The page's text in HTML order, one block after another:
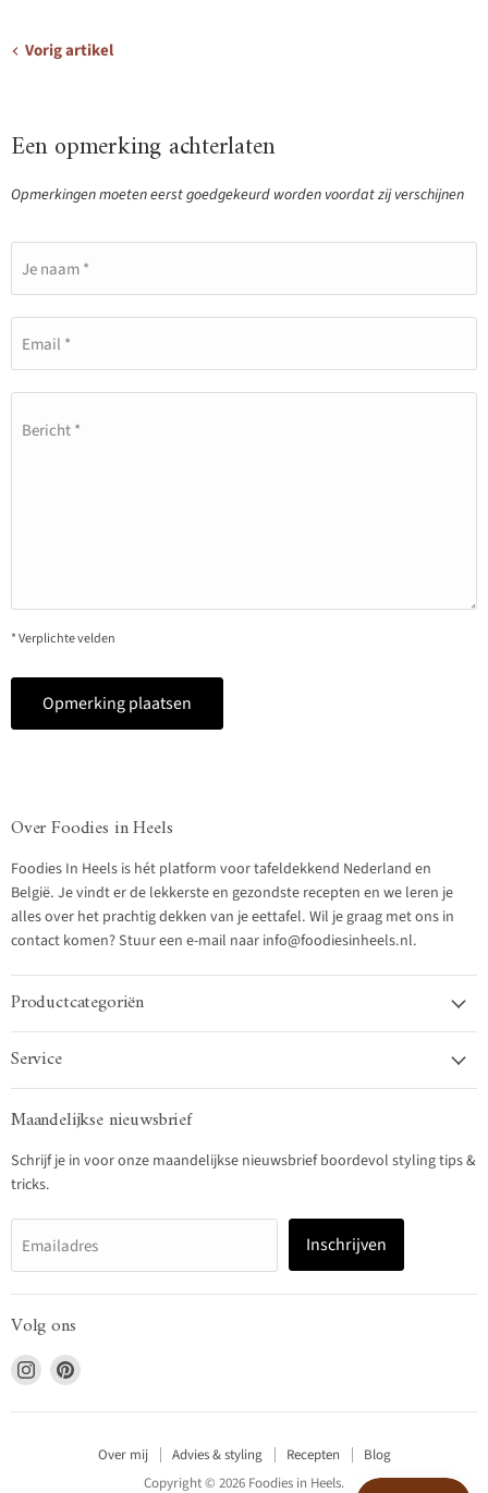
Vorig artikel
Een opmerking achterlaten
Opmerkingen moeten eerst goedgekeurd worden voordat zij verschijnen
Je naam *
Email *
Bericht *
* Verplichte velden
Opmerking plaatsen
Over Foodies in Heels
Foodies In Heels is hét platform voor tafeldekkend Nederland en
België. Je vindt er de lekkerste en gezondste recepten en we leren je
alles over het prachtig dekken van je eettafel. Wil je graag met ons in
contact komen? Stuur een e-mail naar info@foodiesinheels.nl.
Productcategoriën
Service
Maandelijkse nieuwsbrief
Schrijf je in voor onze maandelijkse nieuwsbrief boordevol styling tips &
tricks.
Emailadres Inschrijven
Volg ons
Vind
ons
op
Vind
op
Over mij Advies & styling Recepten
Blog
Copyright © 2026 Foodies in Heels.